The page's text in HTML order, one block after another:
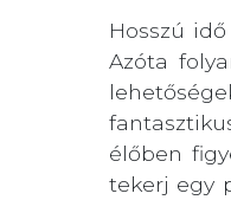
Hosszú
Azóta
élőben
tekerj egy